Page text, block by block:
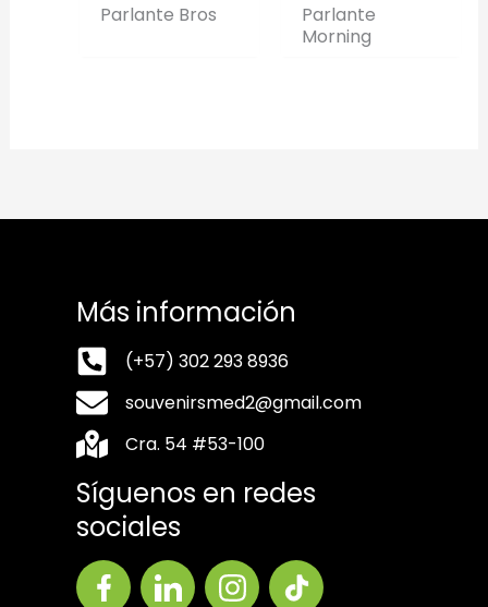
Parlante Bros
Parlante
Morning
Más información
(+57) 302 293 8936
souvenirsmed2@gmail.com
Cra. 54 #53-100
Síguenos en redes
sociales